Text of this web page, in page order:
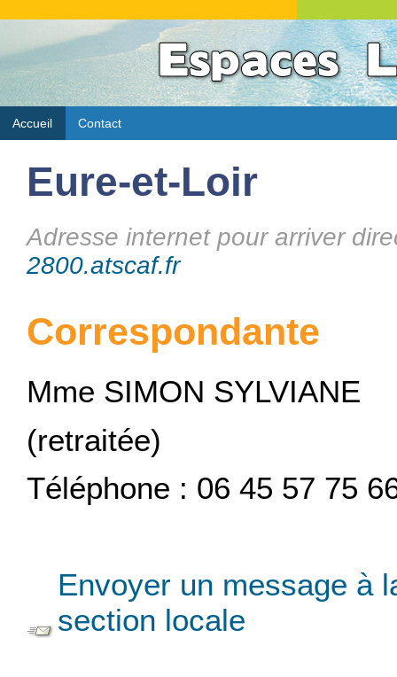
Accueil Contact
Eure-et-Loir
Adresse internet pour arriver
2800.atscaf.fr
Correspondante
Mme SIMON SYLVIANE
(retraitée)
Téléphone : 06 45 57 75
Envoyer un message à
section locale